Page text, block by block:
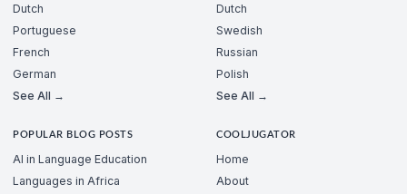
Dutch
Portuguese
French
German
See All →
Dutch
Swedish
Russian
Polish
See All →
POPULAR BLOG POSTS
AI in Language Education
Languages in Africa
COOLJUGATOR
Home
About